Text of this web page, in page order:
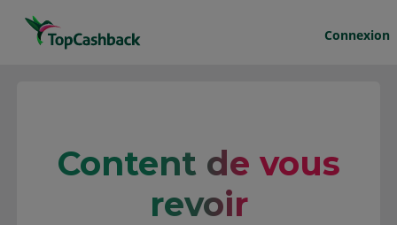
Connexion
Content de vous
revoir